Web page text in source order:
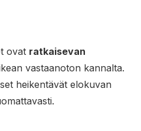
ovat ratkaisevan
vastaanoton kannalta.
heikentävät elokuvan